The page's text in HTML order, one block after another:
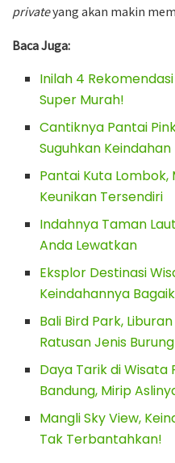
privateyang akan makin
Baca Juga:
Inilah 4
Super Murah!
Cantiknya Pantai
Suguhkan Keindahan
Pantai Kuta Lombok,
Keunikan Tersendiri
Indahnya Taman
Anda Lewatkan
Eksplor Destinasi
Keindahannya
Bali Bird Park,
Ratusan Jenis Burung
Daya Tarik di
Bandung, Mirip
Mangli Sky View,
Tak Terbantahkan!